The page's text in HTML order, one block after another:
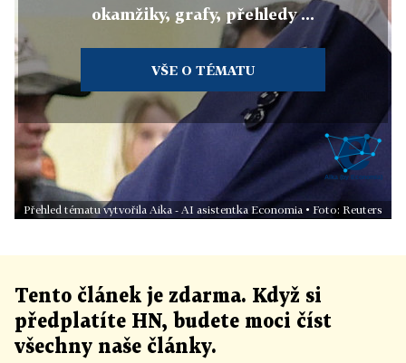
okamžiky, grafy, přehledy ...
VŠE O TÉMATU
Přehled tématu vytvořila Aika - AI asistentka Economia • Foto: Reuters
Tento článek je zdarma. Když si
předplatíte HN, budete moci číst
všechny naše články.